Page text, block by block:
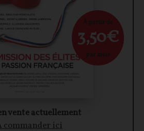
vente actuellement
commander ici
À partir de
3,50€
par mois